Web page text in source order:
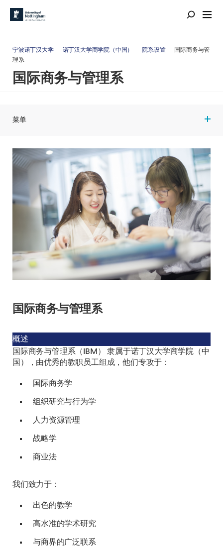
宁波诺丁汉大学 诺丁汉大学商学院（中国） 院系设置
国际商务与管
理系
国际商务与管理系
菜单
国际商务与管理系
概述
国际商务与管理系（IBM） 隶属于诺丁汉大学商学院（中
国），由优秀的教职员工组成，他们专攻于：
国际商务学
组织研究与行为学
人力资源管理
战略学
商业法
我们致力于：
出色的教学
高水准的学术研究
与商界的广泛联系